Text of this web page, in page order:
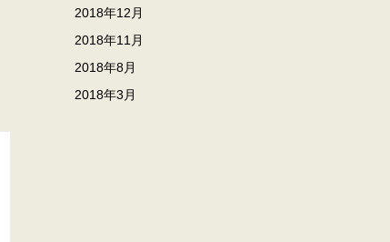
2018年12月
2018年11月
2018年8月
2018年3月